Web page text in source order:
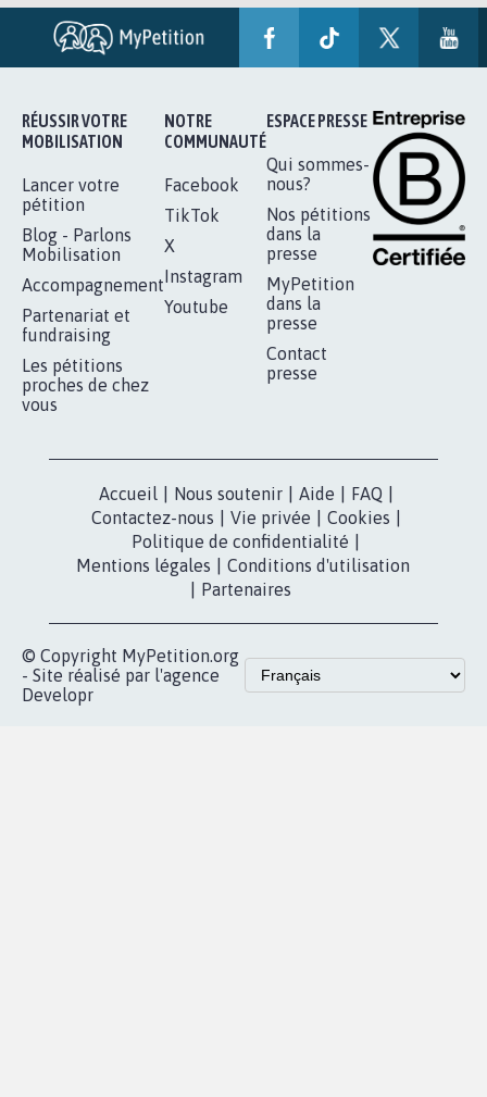
RÉUSSIR VOTRE
MOBILISATION
Lancer votre
pétition
Blog - Parlons
Mobilisation
Accompagnement
Partenariat et
fundraising
Les pétitions
proches de chez
vous
NOTRE
COMMUNAUTÉ
Facebook
TikTok
X
Instagram
Youtube
ESPACE PRESSE
Qui sommes-
nous?
Nos pétitions
dans la
presse
MyPetition
dans la
presse
Contact
presse
Accueil Nous soutenir Aide FAQ
Contactez-nous
Vie privée Cookies
Politique de confidentialité
Mentions légales
Conditions d'utilisation
Partenaires
© Copyright MyPetition.org
- Site réalisé par l'agence
Developr